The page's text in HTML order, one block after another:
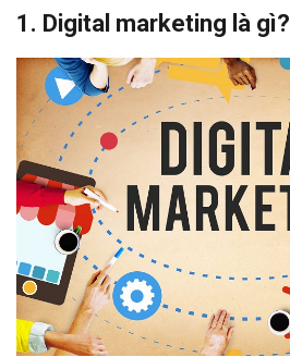
1. Digital marketing là gì?